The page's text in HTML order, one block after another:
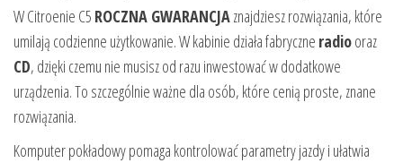
W Citroenie C5 ROCZNA GWARANCJAznajdziesz rozwiązania, które
umilają codzienne użytkowanie. W kabinie działa fabryczne radiooraz
CD, dzięki czemu nie musisz od razu inwestować w dodatkowe
urządzenia. To szczególnie ważne dla osób, które cenią proste, znane
rozwiązania.
Komputer pokładowy pomaga kontrolować parametry jazdy i ułatwia